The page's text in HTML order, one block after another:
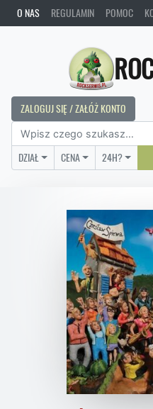
O NAS REGULAMIN POMOC
ZALOGUJ SIĘ / ZAŁÓŻ KONTO
DZIAŁ CENA 24H?